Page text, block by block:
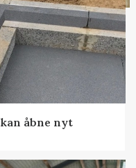
åbne nyt